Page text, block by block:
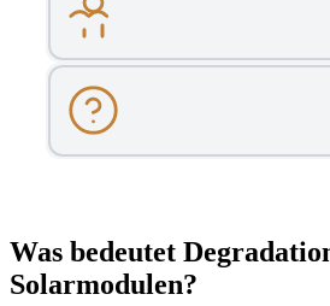
Was bedeutet
Solarmodulen?